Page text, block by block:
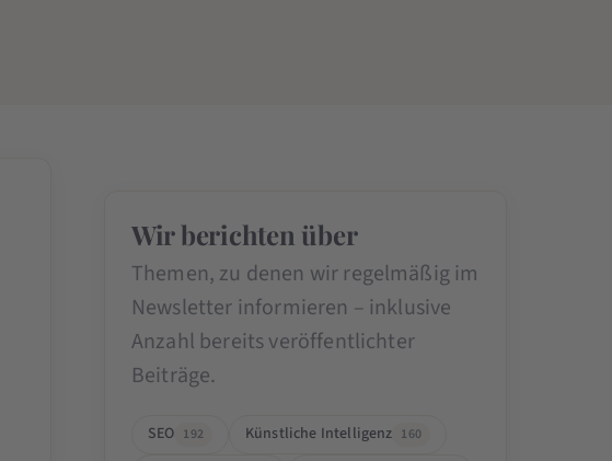
Wir berichten über
Themen, zu denen wir regelmäßig im
Newsletter informieren – inklusive
Anzahl bereits veröffentlichter
Beiträge.
SEO 192 Künstliche Intelligenz 160